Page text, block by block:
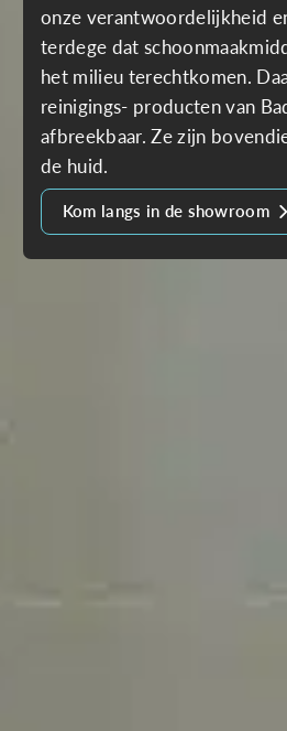
onze verantwoordelijkheid
terdege dat
het milieu terechtkomen.
reinigings- producten van
afbreekbaar. Ze zijn
de huid.
Kom langs in de showroom